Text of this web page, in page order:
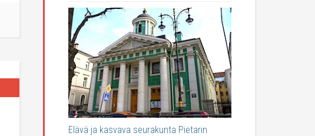
Elävä ja kasvava seurakunta Pietarin